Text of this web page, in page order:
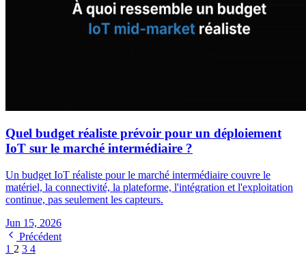
Quel budget réaliste prévoir pour un déploiement
IoT sur le marché intermédiaire ?
Un budget IoT réaliste pour le marché intermédiaire couvre le
matériel, la connectivité, la plateforme, l'intégration et l'exploitation
continue, pas seulement les capteurs.
Jun 15, 2026
Précédent
1 2 3 4